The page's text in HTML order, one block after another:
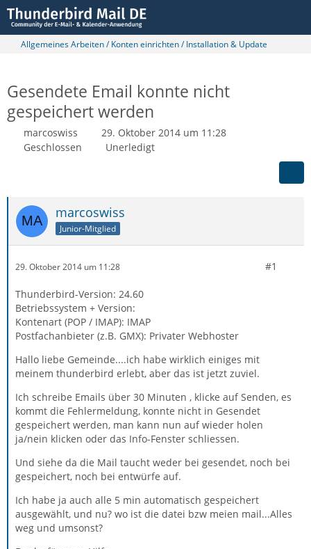
Allgemeines Arbeiten / Konten einrichten / Installation & Update
Gesendete Email konnte nicht
gespeichert werden
marcoswiss
29. Oktober 2014 um 11:28
Geschlossen
Unerledigt
marcoswiss
Junior-Mitglied
29. Oktober 2014 um 11:28 #1
Thunderbird-Version: 24.60
Betriebssystem + Version:
Kontenart (POP / IMAP): IMAP
Postfachanbieter (z.B. GMX): Privater Webhoster
Hallo liebe Gemeinde....ich habe wirklich einiges mit
meinem thunderbird erlebt, aber das ist jetzt zuviel.
Ich schreibe Emails über 30 Minuten , klicke auf Senden, es
kommt die Fehlermeldung, konnte nicht in Gesendet
gespeichert werden, man kann nun auf wieder holen
ja/nein klicken oder das Info-Fenster schliessen.
Und siehe da die Mail taucht weder bei gesendet, noch bei
gespeichert, noch bei entwürfe auf.
Ich habe ja auch alle 5 min automatisch gespeichert
ausgewählt, und nu? wo ist die datei bzw meien mail...Alles
weg und umsonst?